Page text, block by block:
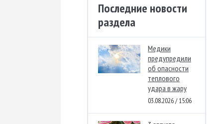
Последние новости
раздела
Медики
предупредили
об опасности
теплового
удара в жару
03.08.2026 / 15:06